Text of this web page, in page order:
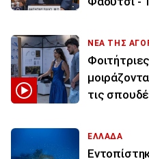
ΝΕΑ ΤΗΣ
τις
ΕΛΛΑΔΑ